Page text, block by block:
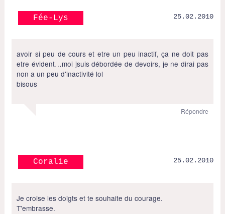
Fée-Lys 25.02.2010
avoir si peu de cours et etre un peu inactif, ça ne doit pas
etre évident…moi jsuis débordée de devoirs, je ne dirai pas
non a un peu d'inactivité lol
bisous
Répondre
Coralie 25.02.2010
Je croise les doigts et te souhaite du courage.
T'embrasse.